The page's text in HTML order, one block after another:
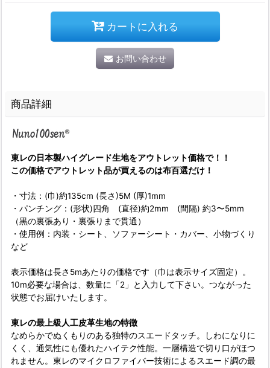
カートに入れる
お問い合わせ
商品詳細
東レの日本製ハイグレード生地をアウトレット価格で！！
この価格でアウトレット品が買えるのは布百選だけ！
・寸法：(巾)約135cm (長さ)5M (厚)1mm
・パンチング：(形状)四角 (直径)約2mm (間隔) 約3〜5mm
（黒の裏張あり・裏張りまで貫通）
・使用例：内装・シート、ソファーシート・カバー、小物づくり
など
表示価格は長さ5mあたりの価格です（巾は表示サイズ固定）。
10m必要な場合は、数量に「2」と入力して下さい。つながった
状態でお届けいたします。
東レの最上級人工皮革生地の特徴
なめらかでぬくもりのある独特のスエードタッチ。しわになりに
くく、通気性にも優れたハイテク性能。一層構造で切り口がほつ
れません。東レのマイクロファイバー技術によるスエード調の最